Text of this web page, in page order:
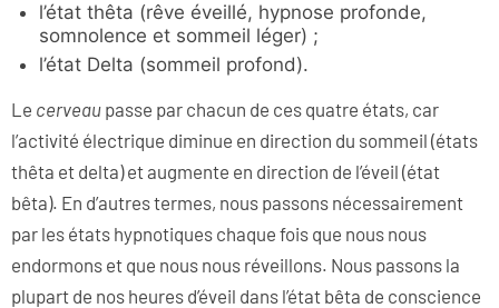
l’état thêta (rêve éveillé, hypnose profonde,
somnolence et sommeil léger) ;
l’état Delta (sommeil profond).
Le cerveau passe par chacun de ces quatre états, car
l’activité électrique diminue en direction du sommeil (états
thêta et delta) et augmente en direction de l’éveil (état
bêta). En d’autres termes, nous passons nécessairement
par les états hypnotiques chaque fois que nous nous
endormons et que nous nous réveillons. Nous passons la
plupart de nos heures d’éveil dans l’état bêta de conscience